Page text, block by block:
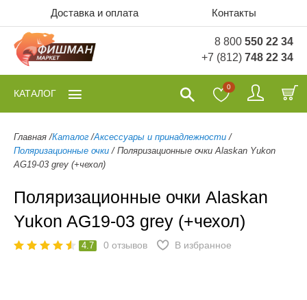
Доставка и оплата Контакты
8 800 550 22 34
+7 (812) 748 22 34
0
КАТАЛОГ
Главная /Каталог /Аксессуары и принадлежности /
Поляризационные очки / Поляризационные очки Alaskan Yukon
AG19-03 grey (+чехол)
Поляризационные очки Alaskan
Yukon AG19-03 grey (+чехол)
4.7 0 отзывов В избранное